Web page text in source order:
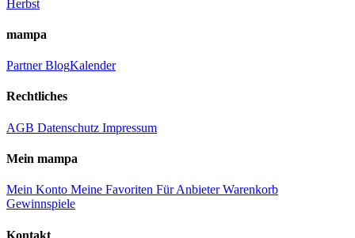
Herbst
mampa
PartnerBlogKalender
Rechtliches
AGB Datenschutz Impressum
Mein mampa
Mein Konto Meine Favoriten Für AnbieterWarenkorb
Gewinnspiele
Kontakt